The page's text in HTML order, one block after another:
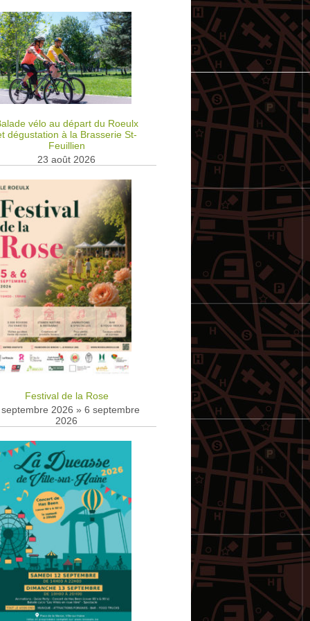
vélo au départ du Roeulx
dégustation à la Brasserie St-
Feuillien
23 août 2026
Festival de la Rose
2026 » 6 septembre
2026